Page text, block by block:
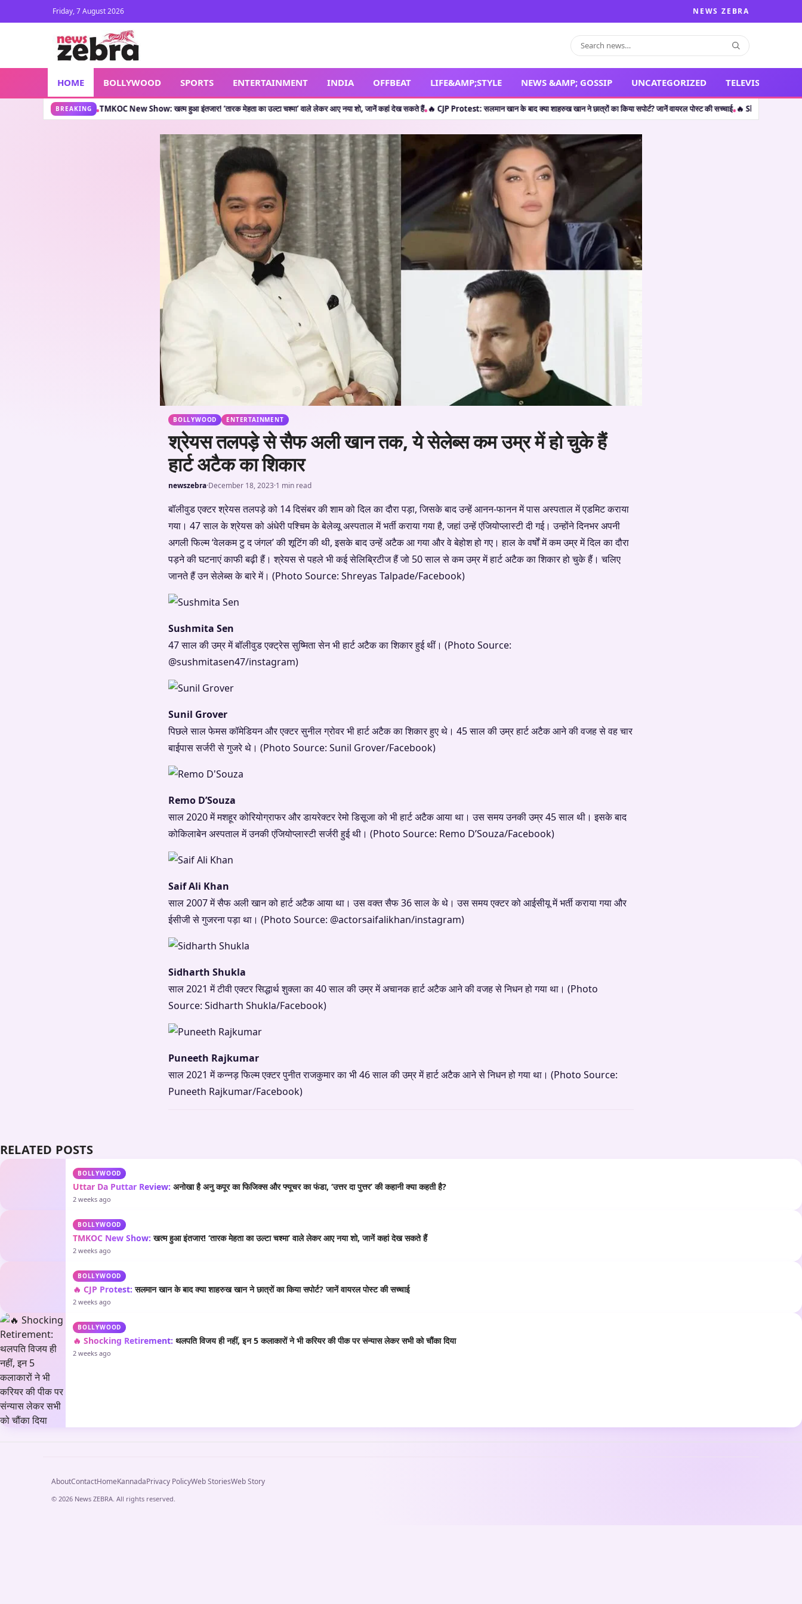
Friday, 7 August 2026 NEWS ZEBRA
HOME BOLLYWOOD SPORTS ENTERTAINMENT INDIA OFFBEAT LIFE&AMP;STYLE NEWS &AMP; GOSSIP UNCATEGORIZED TELEVISION
BREAKING
TMKOC New Show: खत्म हुआ इंतजार! ‘तारक मेहता का उल्टा चश्मा’ वाले लेकर आए नया शो, जानें कहां देख सकते हैं•🔥 CJP Protest: सलमान खान के बाद क्या शाहरुख खान ने छात्रों का किया सपोर्ट? जानें वायरल पोस्ट की सच्चाई•🔥 Shocking Retirement: थलपति विजय
BOLLYWOOD ENTERTAINMENT
श्रेयस तलपड़े से सैफ अली खान तक, ये सेलेब्स कम उम्र में हो चुके हैं
हार्ट अटैक का शिकार
newszebra·December 18, 2023·1 min read
बॉलीवुड एक्टर श्रेयस तलपड़े को 14 दिसंबर की शाम को दिल का दौरा पड़ा, जिसके बाद उन्हें आनन-फानन में पास अस्पताल में एडमिट कराया
गया। 47 साल के श्रेयस को अंधेरी पश्चिम के बेलेव्यू अस्पताल में भर्ती कराया गया है, जहां उन्हें एंजियोप्लास्टी दी गई। उन्होंने दिनभर अपनी
अगली फिल्म ‘वेलकम टु द जंगल’ की शूटिंग की थी, इसके बाद उन्हें अटैक आ गया और वे बेहोश हो गए। हाल के वर्षों में कम उम्र में दिल का दौरा
पड़ने की घटनाएं काफी बढ़ी हैं। श्रेयस से पहले भी कई सेलिब्रिटीज हैं जो 50 साल से कम उम्र में हार्ट अटैक का शिकार हो चुके हैं। चलिए
जानते हैं उन सेलेब्स के बारे में। (Photo Source: Shreyas Talpade/Facebook)
Sushmita Sen
47 साल की उम्र में बॉलीवुड एक्ट्रेस सुष्मिता सेन भी हार्ट अटैक का शिकार हुई थीं। (Photo Source:
@sushmitasen47/instagram)
Sunil Grover
पिछले साल फेमस कॉमेडियन और एक्टर सुनील ग्रोवर भी हार्ट अटैक का शिकार हुए थे। 45 साल की उम्र हार्ट अटैक आने की वजह से वह चार
बाईपास सर्जरी से गुजरे थे। (Photo Source: Sunil Grover/Facebook)
Remo D’Souza
साल 2020 में मशहूर कोरियोग्राफर और डायरेक्टर रेमो डिसूजा को भी हार्ट अटैक आया था। उस समय उनकी उम्र 45 साल थी। इसके बाद
कोकिलाबेन अस्पताल में उनकी एंजियोप्लास्टी सर्जरी हुई थी। (Photo Source: Remo D’Souza/Facebook)
Saif Ali Khan
साल 2007 में सैफ अली खान को हार्ट अटैक आया था। उस वक्त सैफ 36 साल के थे। उस समय एक्टर को आईसीयू में भर्ती कराया गया और
ईसीजी से गुजरना पड़ा था। (Photo Source: @actorsaifalikhan/instagram)
Sidharth Shukla
साल 2021 में टीवी एक्टर सिद्धार्थ शुक्ला का 40 साल की उम्र में अचानक हार्ट अटैक आने की वजह से निधन हो गया था। (Photo
Source: Sidharth Shukla/Facebook)
Puneeth Rajkumar
साल 2021 में कन्नड़ फिल्म एक्टर पुनीत राजकुमार का भी 46 साल की उम्र में हार्ट अटैक आने से निधन हो गया था। (Photo Source:
Puneeth Rajkumar/Facebook)
RELATED POSTS
BOLLYWOOD
Uttar Da Puttar Review: अनोखा है अनु कपूर का फिजिक्स और फ्यूचर का फंडा, ‘उत्तर दा पुत्तर’ की कहानी क्या कहती है?
2 weeks ago
BOLLYWOOD
TMKOC New Show: खत्म हुआ इंतजार! ‘तारक मेहता का उल्टा चश्मा’ वाले लेकर आए नया शो, जानें कहां देख सकते हैं
2 weeks ago
BOLLYWOOD
🔥 CJP Protest: सलमान खान के बाद क्या शाहरुख खान ने छात्रों का किया सपोर्ट? जानें वायरल पोस्ट की सच्चाई
2 weeks ago
BOLLYWOOD
🔥 Shocking Retirement: थलपति विजय ही नहीं, इन 5 कलाकारों ने भी करियर की पीक पर संन्यास लेकर सभी को चौंका दिया
2 weeks ago
AboutContactHomeKannadaPrivacy PolicyWeb StoriesWeb Story
© 2026 News ZEBRA. All rights reserved.